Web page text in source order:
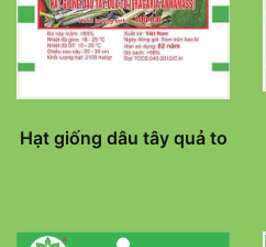
Hạt giống dâu tây quả to